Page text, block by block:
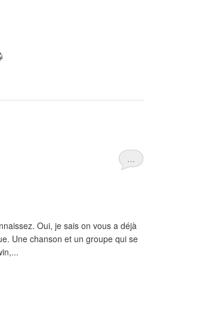
…
Oui, je sais on vous a déjà
Une chanson et un groupe qui se